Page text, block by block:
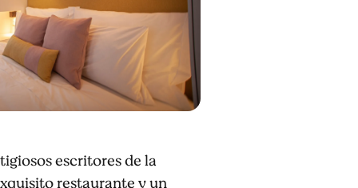
escritores de la
restaurante y un